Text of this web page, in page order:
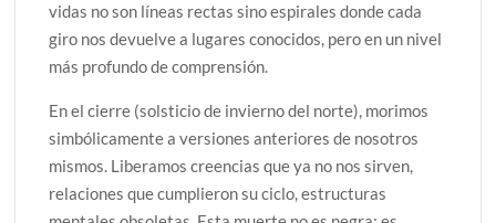
vidas no son líneas rectas sino espirales donde cada
giro nos devuelve a lugares conocidos, pero en un nivel
más profundo de comprensión.
En el cierre (solsticio de invierno del norte), morimos
simbólicamente a versiones anteriores de nosotros
mismos. Liberamos creencias que ya no nos sirven,
relaciones que cumplieron su ciclo, estructuras